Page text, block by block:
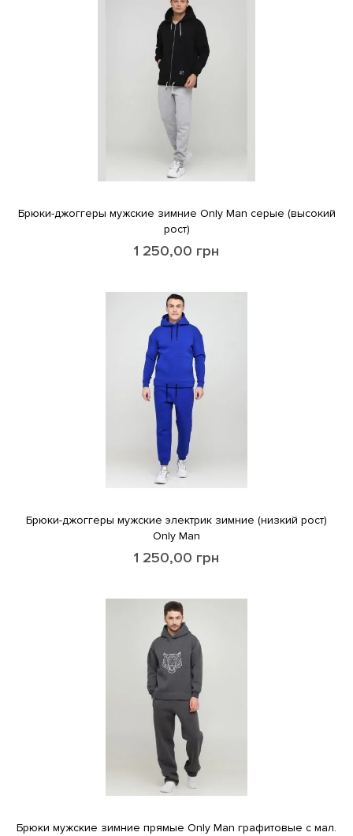
Брюки-джоггеры мужские зимние Only Man серые (высокий
рост)
1 250,00 грн
Брюки-джоггеры мужские электрик зимние (низкий рост)
Only Man
1 250,00 грн
Брюки мужские зимние прямые Only Man графитовые с мал.